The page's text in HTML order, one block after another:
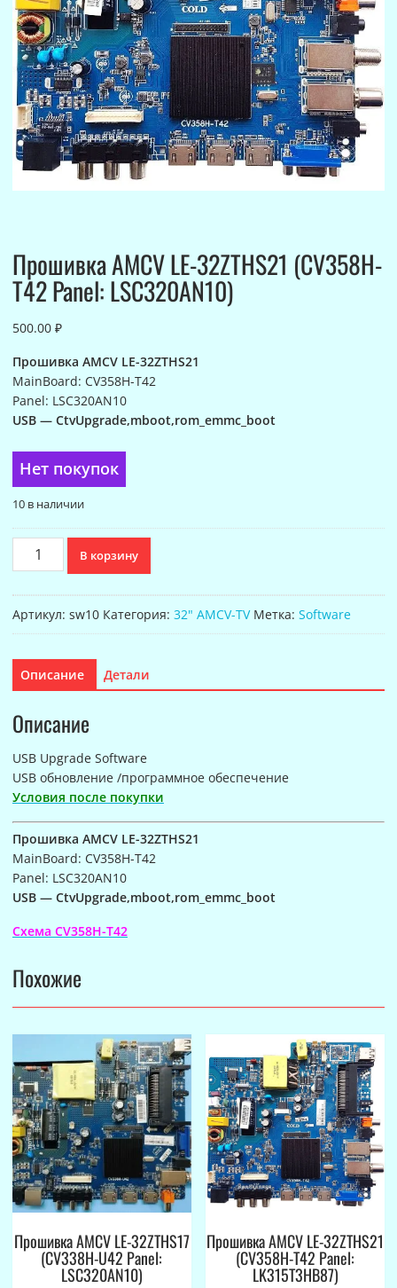
Прошивка AMCV LE-32ZTHS21 (CV358H-
T42 Panel: LSC320AN10)
500.00 ₽
Прошивка AMCV LE-32ZTHS21
MainBoard: CV358H-T42
Panel: LSC320AN10
USB — CtvUpgrade,mboot,rom_emmc_boot
Нет покупок
10 в наличии
Количество
товара
LE-
(CV358H-
T42
LSC320AN10)
В корзину
Артикул: sw10 Категория: 32" AMCV-TV Метка: Software
Описание Детали
Описание
USB Upgrade Software
USB обновление /программное обеспечение
Условия после покупки
Прошивка AMCV LE-32ZTHS21
MainBoard: CV358H-T42
Panel: LSC320AN10
USB — CtvUpgrade,mboot,rom_emmc_boot
Схема CV358H-T42
Похожие
Прошивка AMCV LE-32ZTHS17
(CV338H-U42 Panel:
LSC320AN10)
Прошивка AMCV LE-32ZTHS21
(CV358H-T42 Panel:
LK315T3HB87)